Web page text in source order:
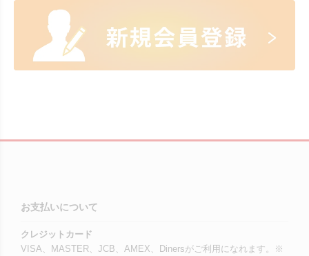
お支払いについて
クレジットカード
VISA、MASTER、JCB、AMEX、Dinersがご利用になれます。※